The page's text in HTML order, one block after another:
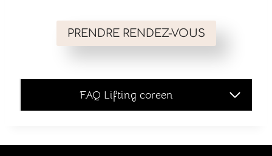
PRENDRE RENDEZ-VOUS
FAQ Lifting coreen